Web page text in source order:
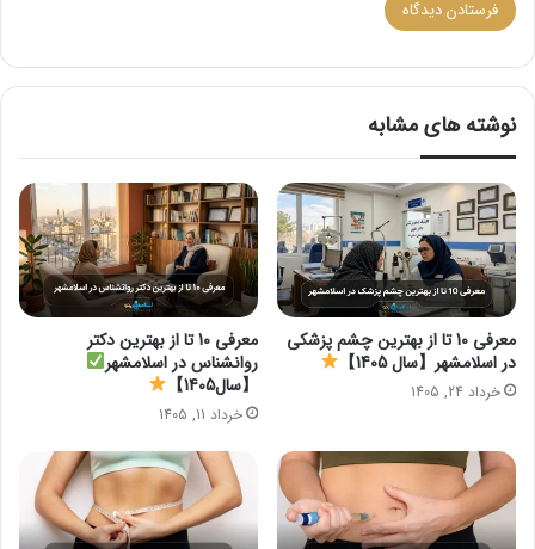
نوشته های مشابه
معرفی 10 تا از بهترین چشم پزشکی
در اسلامشهر【سال 1405】
خرداد 24, 1405
معرفی 10 تا از بهترین دکتر
روانشناس در اسلامشهر
【سال1405】
خرداد 11, 1405